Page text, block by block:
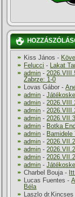
Kiss János -
Felucci - Lakat
admin -
Zabrze: 1-0
Lovas Gábor -
admin -
admin -
admin -
admin -
admin - Botka
admin - Bamidele
admin -
admin -
admin -
admin -
Charbel Bouja-
Lucas Fuentes -
Béla
Laszlo dr.Kincses